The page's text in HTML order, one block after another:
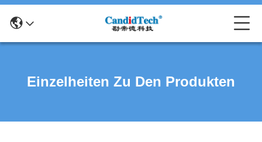
Einzelheiten Zu Den Produkten